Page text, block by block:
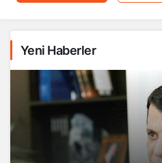
Yeni Haberler